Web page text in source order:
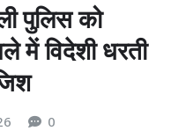
पुलिस को
में विदेशी धरती
0